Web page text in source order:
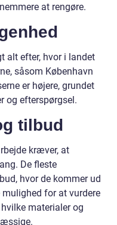
at rengøre.
alt efter, hvor i landet
såsom København
er højere, grundet
og efterspørgsel.
tilbud
kræver, at
De fleste
hvor de kommer ud
for at vurdere
materialer og